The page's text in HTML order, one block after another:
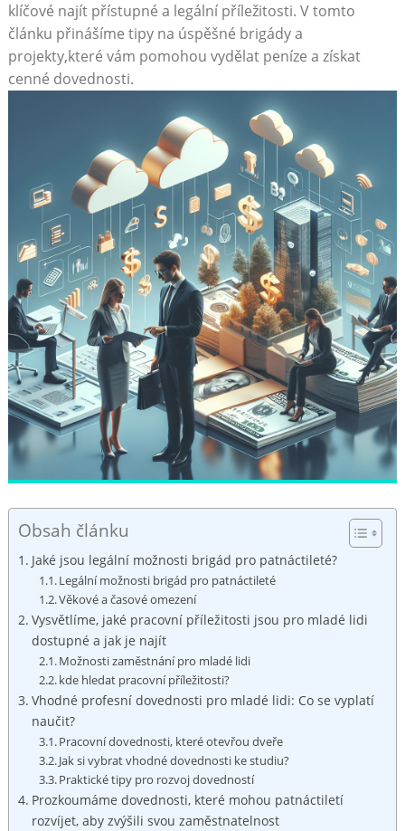
klíčové najít přístupné a legální příležitosti. V tomto
článku přinášíme tipy na úspěšné brigády a
projekty,které vám pomohou vydělat peníze a získat
cenné dovednosti.
Obsah článku
Jaké jsou legální možnosti brigád pro patnáctileté?
Legální možnosti brigád pro patnáctileté
Věkové a časové omezení
Vysvětlíme, jaké pracovní příležitosti jsou pro mladé lidi
dostupné a jak je najít
Možnosti zaměstnání pro mladé lidi
kde hledat pracovní příležitosti?
Vhodné profesní dovednosti pro mladé lidi: Co se vyplatí
naučit?
Pracovní dovednosti, které otevřou dveře
Jak si vybrat vhodné dovednosti ke studiu?
Praktické tipy pro rozvoj dovedností
Prozkoumáme dovednosti, které mohou patnáctiletí
rozvíjet, aby zvýšili svou zaměstnatelnost